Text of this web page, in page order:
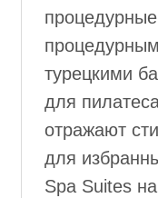
турецкими
для
отражают
для
Spa Suites